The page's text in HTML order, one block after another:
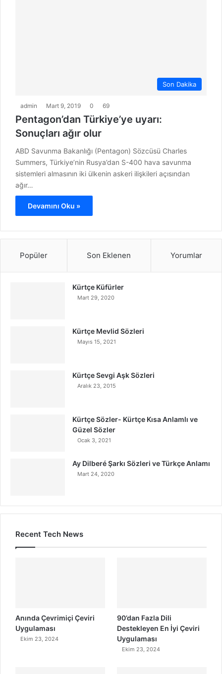
Son Dakika
admin Mart 9, 2019 0 69
Pentagon’dan Türkiye’ye uyarı:
Sonuçları ağır olur
ABD Savunma Bakanlığı (Pentagon) Sözcüsü Charles
Summers, Türkiye’nin Rusya’dan S-400 hava savunma
sistemleri almasının iki ülkenin askeri ilişkileri açısından
ağır…
Devamını Oku »
Popüler Son Eklenen Yorumlar
Kürtçe Küfürler
Mart 29, 2020
Kürtçe Mevlid Sözleri
Mayıs 15, 2021
Kürtçe Sevgi Aşk Sözleri
Aralık 23, 2015
Kürtçe Sözler- Kürtçe Kısa Anlamlı ve
Güzel Sözler
Ocak 3, 2021
Ay Dilberé Şarkı Sözleri ve Türkçe Anlamı
Mart 24, 2020
Recent Tech News
Anında Çevrimiçi Çeviri
Uygulaması
Ekim 23, 2024
90’dan Fazla Dili
Destekleyen En İyi Çeviri
Uygulaması
Ekim 23, 2024